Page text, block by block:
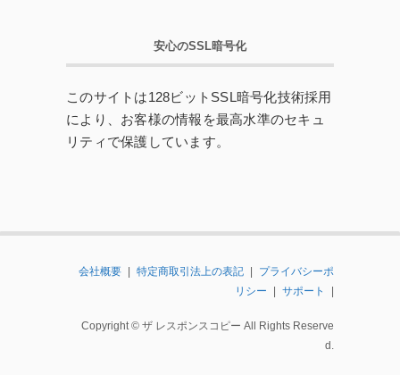
安心のSSL暗号化
このサイトは128ビットSSL暗号化技術採用
により、お客様の情報を最高水準のセキュ
リティで保護しています。
会社概要 | 特定商取引法上の表記 |
プライバシーポ
リシー
| サポート |
Copyright © ザ レスポンスコピー All Rights Reserve
D.